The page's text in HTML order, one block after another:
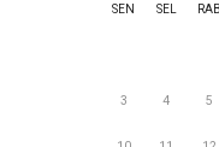
SEN SEL RAB
3 4 5